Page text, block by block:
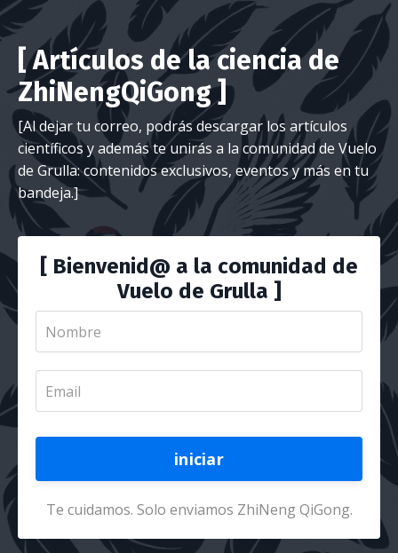
[ Artículos de la ciencia de
ZhiNengQiGong ]
[Al dejar tu correo, podrás descargar los artículos
científicos y además te unirás a la comunidad de Vuelo
de Grulla: contenidos exclusivos, eventos y más en tu
bandeja.]
[ Bienvenid@ a la comunidad de
Vuelo de Grulla ]
iniciar
Te cuidamos. Solo enviamos ZhiNeng QiGong.